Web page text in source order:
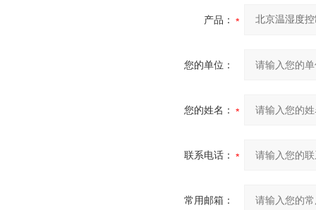
产品：
您的单位：
您的姓名：
联系电话：
常用邮箱：